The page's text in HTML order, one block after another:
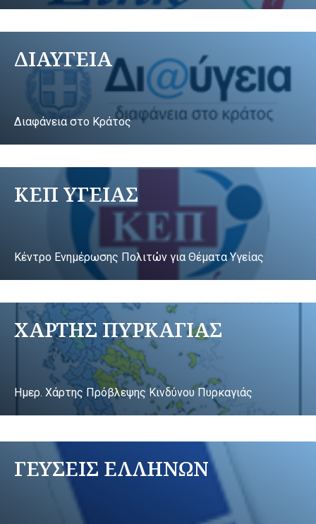
ΔΙΑΥΓΕΙΑ
Διαφάνεια στο Κράτος
ΚΕΠ ΥΓΕΙΑΣ
Κέντρο Ενημέρωσης Πολιτών για Θέματα Υγείας
ΧΑΡΤΗΣ ΠΥΡΚΑΓΙΑΣ
Ημερ. Χάρτης Πρόβλεψης Κινδύνου Πυρκαγιάς
ΓΕΥΣΕΙΣ ΕΛΛΗΝΩΝ